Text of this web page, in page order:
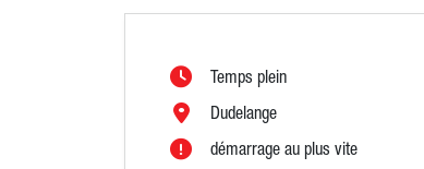
Temps plein
Dudelange
démarrage au plus vite